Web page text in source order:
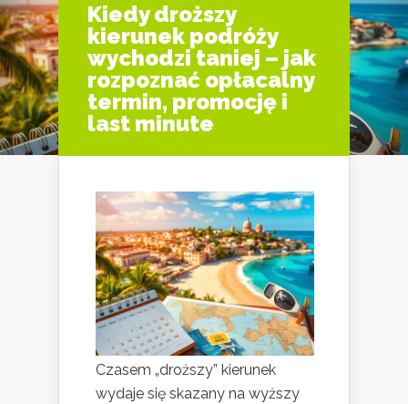
Kiedy droższy
kierunek podróży
wychodzi taniej – jak
rozpoznać opłacalny
termin, promocję i
last minute
Czasem „droższy” kierunek
wydaje się skazany na wyższy